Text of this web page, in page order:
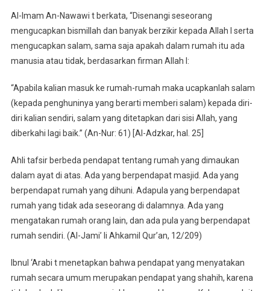
Al-Imam An-Nawawi t berkata, “Disenangi seseorang
mengucapkan bismillah dan banyak berzikir kepada Allah l serta
mengucapkan salam, sama saja apakah dalam rumah itu ada
manusia atau tidak, berdasarkan firman Allah l:
“Apabila kalian masuk ke rumah-rumah maka ucapkanlah salam
(kepada penghuninya yang berarti memberi salam) kepada diri-
diri kalian sendiri, salam yang ditetapkan dari sisi Allah, yang
diberkahi lagi baik.” (An-Nur: 61) [Al-Adzkar, hal. 25]
Ahli tafsir berbeda pendapat tentang rumah yang dimaukan
dalam ayat di atas. Ada yang berpendapat masjid. Ada yang
berpendapat rumah yang dihuni. Adapula yang berpendapat
rumah yang tidak ada seseorang di dalamnya. Ada yang
mengatakan rumah orang lain, dan ada pula yang berpendapat
rumah sendiri. (Al-Jami’ li Ahkamil Qur’an, 12/209)
Ibnul ‘Arabi t menetapkan bahwa pendapat yang menyatakan
rumah secara umum merupakan pendapat yang shahih, karena